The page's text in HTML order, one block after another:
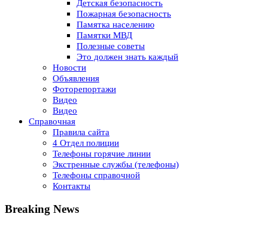
Детская безопасность
Пожарная безопасность
Памятка населению
Памятки МВД
Полезные советы
Это должен знать каждый
Новости
Объявления
Фоторепортажи
Видео
Видео
Справочная
Правила сайта
4 Отдел полиции
Телефоны горячие линии
Экстренные службы (телефоны)
Телефоны справочной
Контакты
Breaking News